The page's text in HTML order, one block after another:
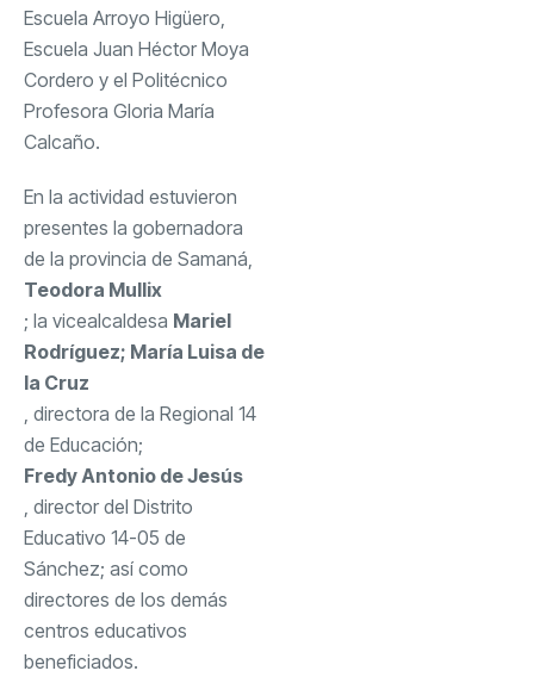
Escuela Arroyo Higüero,
Escuela Juan Héctor Moya
Cordero y el Politécnico
Profesora Gloria María
Calcaño.
En la actividad estuvieron
presentes la gobernadora
de la provincia de Samaná,
Teodora Mullix
; la vicealcaldesa Mariel
Rodríguez; María Luisa de
la Cruz
, directora de la Regional 14
de Educación;
Fredy Antonio de Jesús
, director del Distrito
Educativo 14-05 de
Sánchez; así como
directores de los demás
centros educativos
beneficiados.